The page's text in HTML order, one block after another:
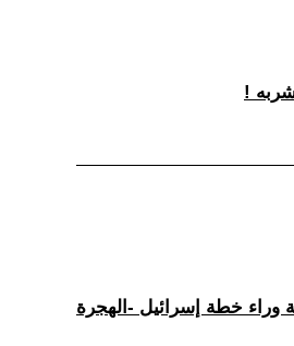
وراء خطة إسرائيل -الهجرة